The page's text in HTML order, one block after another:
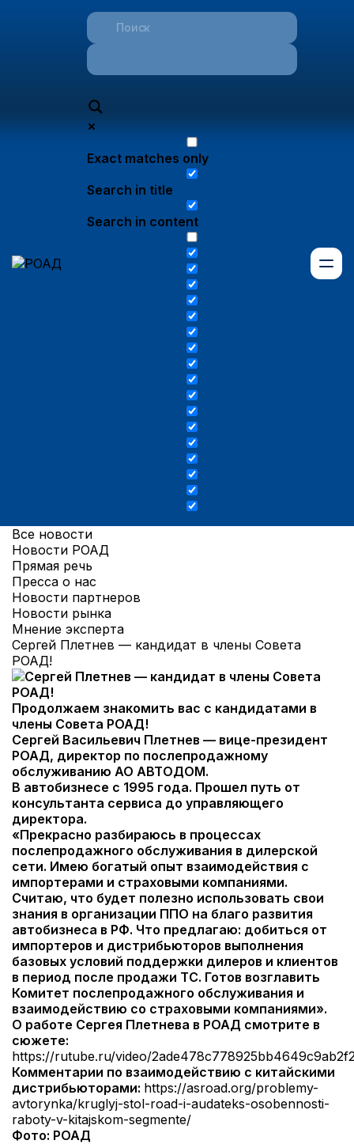
Exact matches only
Search in title
Search in content
Все новости
Новости РОАД
Прямая речь
Пресса о нас
Новости партнеров
Новости рынка
Мнение эксперта
Сергей Плетнев — кандидат в члены Совета
РОАД!
Продолжаем знакомить вас с кандидатами в
члены Совета РОАД!
Сергей Васильевич Плетнев — вице-президент
РОАД, директор по послепродажному
обслуживанию АО АВТОДОМ.
В автобизнесе с 1995 года. Прошел путь от
консультанта сервиса до управляющего
директора.
«Прекрасно разбираюсь в процессах
послепродажного обслуживания в дилерской
сети. Имею богатый опыт взаимодействия с
импортерами и страховыми компаниями.
Cчитаю, что будет полезно использовать свои
знания в организации ППО на благо развития
автобизнеса в РФ. Что предлагаю: добиться от
импортеров и дистрибьюторов выполнения
базовых условий поддержки дилеров и клиентов
в период после продажи ТC. Готов возглавить
Комитет послепродажного обслуживания и
взаимодействию со страховыми компаниями».
О работе Сергея Плетнева в РОАД смотрите в
сюжете:
https://rutube.ru/video/
Комментарии по взаимодействию с китайскими
дистрибьюторами: https://asroad.org/problemy-
avtorynka/kruglyj-stol-road-i-audateks-osobennosti-
raboty-v-kitajskom-segmente/
Фото: РОАД